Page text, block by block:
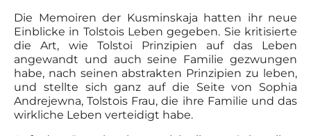
Die Memoiren der Kusminskaja hatten ihr neue
Einblicke in Tolstois Leben gegeben. Sie kritisierte
die Art, wie Tolstoi Prinzipien auf das Leben
angewandt und auch seine Familie gezwungen
habe, nach seinen abstrakten Prinzipien zu leben,
und stellte sich ganz auf die Seite von Sophia
Andrejewna, Tolstois Frau, die ihre Familie und das
wirkliche Leben verteidigt habe.